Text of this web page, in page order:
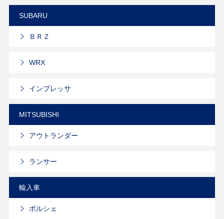
SUBARU
ＢＲＺ
WRX
インプレッサ
MITSUBISHI
アウトランダー
ランサー
輸入車
ポルシェ